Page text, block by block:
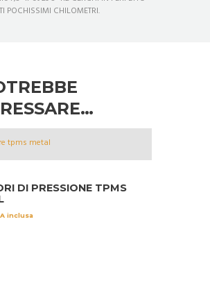
POCHISSIMI CHILOMETRI.
DI PRESSIONE TPMS
inclusa